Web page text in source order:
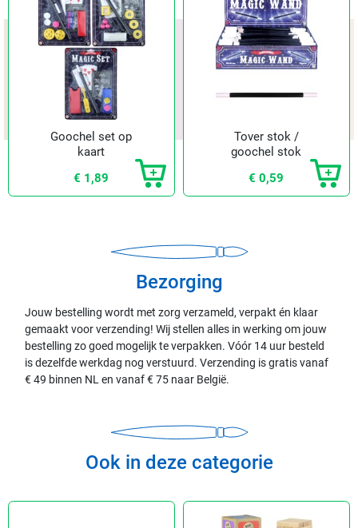
Goochel set op
kaart
€ 1,89
Tover stok /
goochel stok
€ 0,59
Bezorging
Jouw bestelling wordt met zorg verzameld, verpakt én klaar
gemaakt voor verzending! Wij stellen alles in werking om jouw
bestelling zo goed mogelijk te verpakken. Vóór 14 uur besteld
is dezelfde werkdag nog verstuurd. Verzending is gratis vanaf
€ 49 binnen NL en vanaf € 75 naar België.
Ook in deze categorie